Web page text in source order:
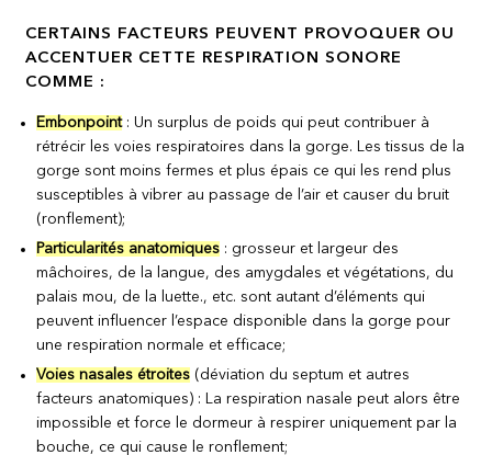
CERTAINS FACTEURS PEUVENT PROVOQUER OU
ACCENTUER CETTE RESPIRATION SONORE
COMME :
Embonpoint: Un surplus de poids qui peut contribuer à
rétrécir les voies respiratoires dans la gorge. Les tissus de la
gorge sont moins fermes et plus épais ce qui les rend plus
susceptibles à vibrer au passage de l’air et causer du bruit
(ronflement);
Particularités anatomiques : grosseur et largeur des
mâchoires, de la langue, des amygdales et végétations, du
palais mou, de la luette., etc. sont autant d’éléments qui
peuvent influencer l’espace disponible dans la gorge pour
une respiration normale et efficace;
Voies nasales étroites (déviation du septum et autres
facteurs anatomiques) : La respiration nasale peut alors être
impossible et force le dormeur à respirer uniquement par la
bouche, ce qui cause le ronflement;